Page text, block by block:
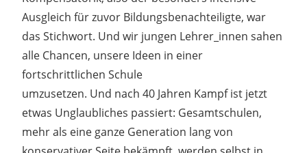
Ausgleich für zuvor Bildungsbenachteiligte, war
das Stichwort. Und wir jungen Lehrer_innen sahen
alle Chancen, unsere Ideen in einer
fortschrittlichen Schule
umzusetzen. Und nach 40 Jahren Kampf ist jetzt
etwas Unglaubliches passiert: Gesamtschulen,
mehr als eine ganze Generation lang von